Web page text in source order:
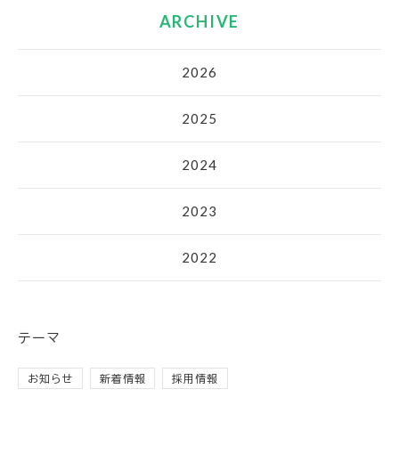
ARCHIVE
2026
2025
2024
2023
2022
テーマ
お知らせ 新着情報 採用情報